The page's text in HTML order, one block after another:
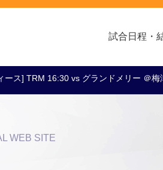
試合日程・
レディース スクール
ース] TRM 16:30 vs グランドメリー ＠梅
WEB SITE